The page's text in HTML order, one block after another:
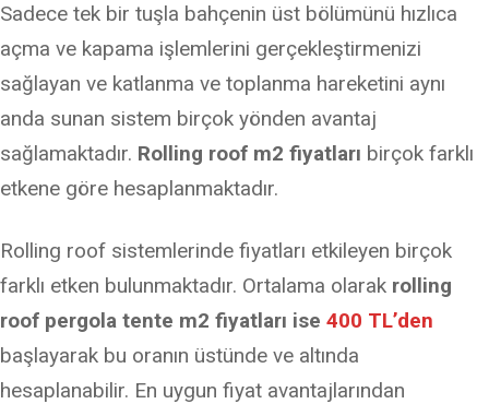
Sadece tek bir tuşla bahçenin üst bölümünü hızlıca
açma ve kapama işlemlerini gerçekleştirmenizi
sağlayan ve katlanma ve toplanma hareketini aynı
anda sunan sistem birçok yönden avantaj
sağlamaktadır. Rolling roof m2 fiyatları birçok farklı
etkene göre hesaplanmaktadır.
Rolling roof sistemlerinde fiyatları etkileyen birçok
farklı etken bulunmaktadır. Ortalama olarak rolling
roof pergola tente m2 fiyatları ise 400 TL’den
başlayarak bu oranın üstünde ve altında
hesaplanabilir. En uygun fiyat avantajlarından